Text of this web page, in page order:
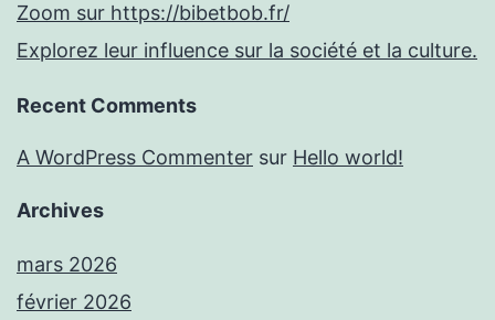
Zoom sur https://bibetbob.fr/
Explorez leur influence sur la société et la culture.
Recent Comments
A WordPress Commenter sur Hello world!
Archives
mars 2026
février 2026